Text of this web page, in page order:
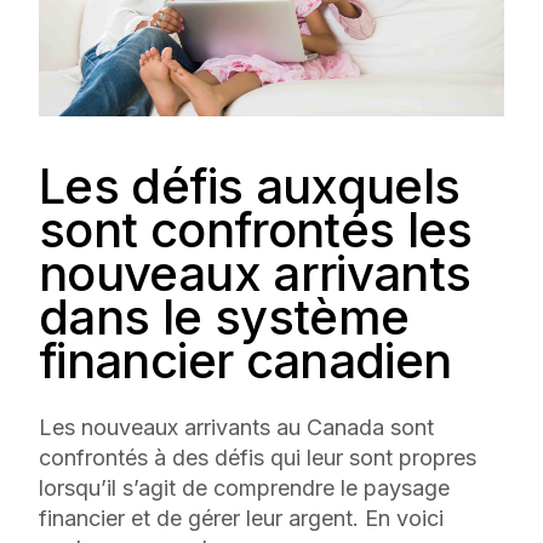
Les défis auxquels
sont confrontés les
nouveaux arrivants
dans le système
financier canadien
Les nouveaux arrivants au Canada sont
confrontés à des défis qui leur sont propres
lorsqu’il s’agit de comprendre le paysage
financier et de gérer leur argent. En voici